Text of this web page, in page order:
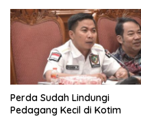
Perda Sudah Lindungi
Pedagang Kecil di Kotim